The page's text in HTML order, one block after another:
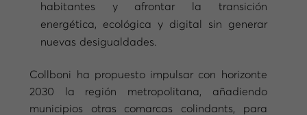
habitantes y afrontar la transición
energética, ecológica y digital sin generar
nuevas desigualdades.
Collboni ha propuesto impulsar con horizonte
2030 la región metropolitana, añadiendo
municipios otras comarcas colindants, para